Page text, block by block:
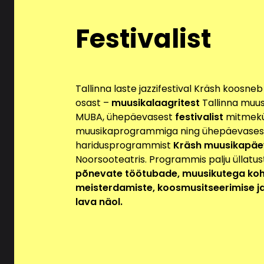
Festivalist
Tallinna laste jazzifestival Kräsh
osast – muusikalaagritest Tallinna
MUBA, ühepäevasest festivalist
muusikaprogrammiga ning
haridusprogrammist Kräsh
Noorsooteatris. Programmis palju
põnevate töötubade, muusikutega
meisterdamiste, koosmusitseerimise
lava näol.
Isikuandmed
lahendamiseks. Nimi,
pakkujale. Kui tegemist
ka kliendi aadress.
veebipoe
pakkumisi erinevates
võidakse isikuandmeid
koostööpartnerile.
Turvalisus ja andmetele
Isikuandmeid hoitakse
majanduspiirkonnaga
taset on Euroopa
(Privacy Shield)
isikuandmetega tutvuda
osutada klienditoe